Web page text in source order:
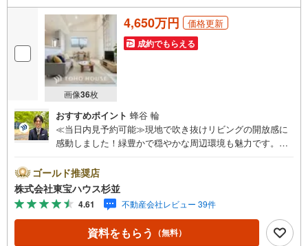
画像36枚
4,650万円 価格更新
成約でもらえる
おすすめポイント 蜂谷 輪
≪当日内見予約可能≫現地で吹き抜けリビングの開放感に
感動しました！緑豊かで穏やかな周辺環境も魅力です。・
提案。・ 未来に起こるであろうご自宅リフォームをオンラ
イン上でご提案「ミラカレクラブ」。・ 不動産売却時、ご
自宅を綺麗にかつ瀟洒にさせるCG加工ホームステイジング
サービス。・ 購入者様へ、税理士による確定申告の無料セ
ミナーをご招待いたします。◆ご予約に際して◆日時のご
希望をお伝えください。（もちろん当日でも対応可能で
ゴールド推奨店
株式会社東宝ハウス杉並
4.61 不動産会社レビュー 39件
資料をもらう （無料）